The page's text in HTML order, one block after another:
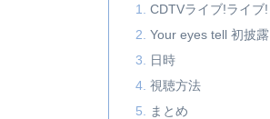
CDTVライブ!ライブ!
Your eyes tell 初披露
日時
視聴方法
まとめ